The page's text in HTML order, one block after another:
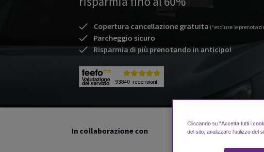
Copertura cancellazione gratuita (*escluse le
Parcheggio sicuro
Risparmia di più prenotando in anticipo!
In collaborazione con
Cliccando su “Accetta tutti i
del sito, analizzare l'utilizzo del